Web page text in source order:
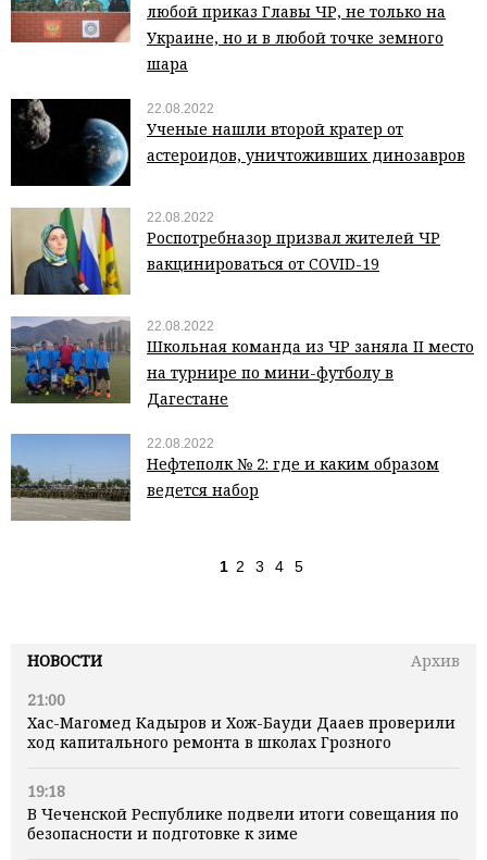
НОВОСТИ
Архив
21:00
Хас-Магомед Кадыров и Хож-Бауди Дааев проверили
ход капитального ремонта в школах Грозного
19:18
В Чеченской Республике подвели итоги совещания по
безопасности и подготовке к зиме
любой приказ Главы ЧР, не только на
Украине, но и в любой точке земного
шара
22.08.2022
Ученые нашли второй кратер от
астероидов, уничтоживших динозавров
22.08.2022
Роспотребназор призвал жителей ЧР
вакцинироваться от COVID-19
22.08.2022
Школьная команда из ЧР заняла II место
на турнире по мини-футболу в
Дагестане
22.08.2022
Нефтеполк № 2: где и каким образом
ведется набор
1 2 3 4 5